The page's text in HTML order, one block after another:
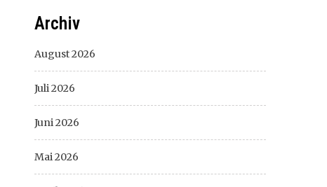
Archiv
August 2026
Juli 2026
Juni 2026
Mai 2026